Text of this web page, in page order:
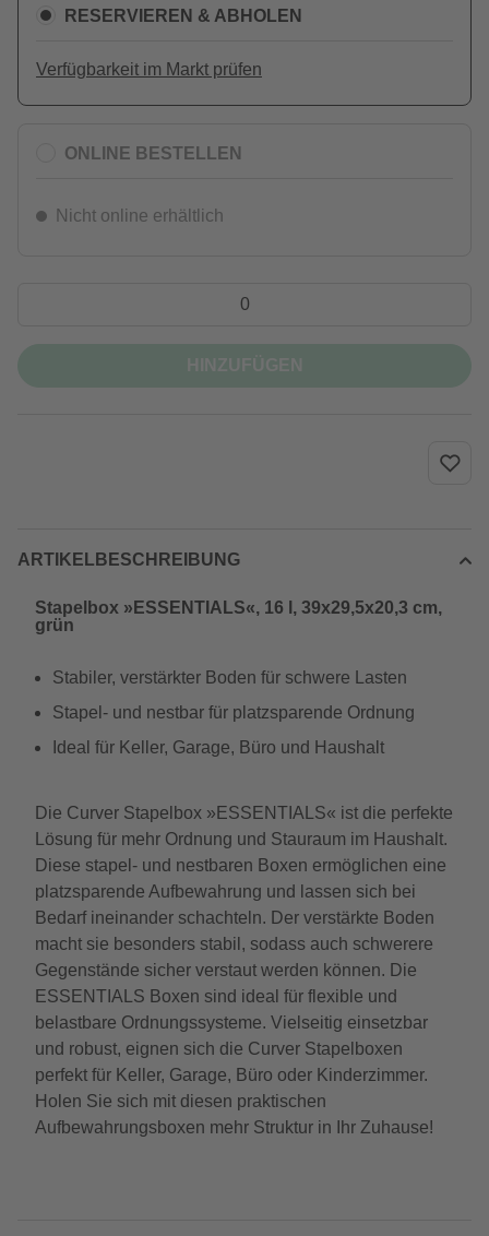
RESERVIEREN & ABHOLEN
Verfügbarkeit im Markt prüfen
ONLINE BESTELLEN
Nicht online erhältlich
ARTIKELBESCHREIBUNG
Stapelbox »ESSENTIALS«, 16 l, 39x29,5x20,3 cm,
grün
Stabiler, verstärkter Boden für schwere Lasten
Stapel- und nestbar für platzsparende Ordnung
Ideal für Keller, Garage, Büro und Haushalt
Die Curver Stapelbox »ESSENTIALS« ist die perfekte
Lösung für mehr Ordnung und Stauraum im Haushalt.
Diese stapel- und nestbaren Boxen ermöglichen eine
platzsparende Aufbewahrung und lassen sich bei
Bedarf ineinander schachteln. Der verstärkte Boden
macht sie besonders stabil, sodass auch schwerere
Gegenstände sicher verstaut werden können. Die
ESSENTIALS Boxen sind ideal für flexible und
belastbare Ordnungssysteme. Vielseitig einsetzbar
und robust, eignen sich die Curver Stapelboxen
perfekt für Keller, Garage, Büro oder Kinderzimmer.
Holen Sie sich mit diesen praktischen
Aufbewahrungsboxen mehr Struktur in Ihr Zuhause!